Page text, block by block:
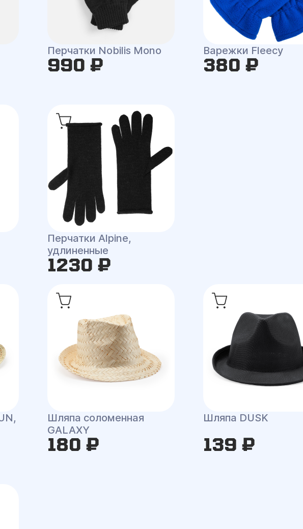
Перчатки Nobilis Mono
990 ₽
Варежки Fleecy
380 ₽
Перчатки Alpine,
удлиненные
1230 ₽
Шляпа соломенная
GALAXY
180 ₽
Шляпа DUSK
139 ₽